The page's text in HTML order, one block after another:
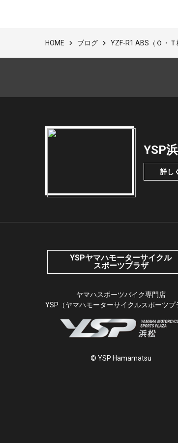
HOME ブログ YZF-R1 ABS（Ｏ・Ｔ
YSP
詳し
YSPヤマハモーターサイクル
スポーツプラザ
ヤマハスポーツバイク専門店
YSP（ヤマハモーターサイクルスポーツプ
© YSP Hamamatsu